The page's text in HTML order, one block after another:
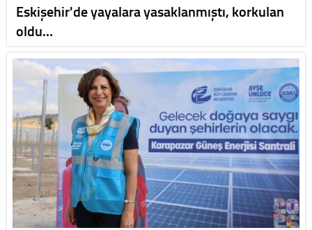
Eskişehir'de yayalara yasaklanmıştı, korkulan
oldu…